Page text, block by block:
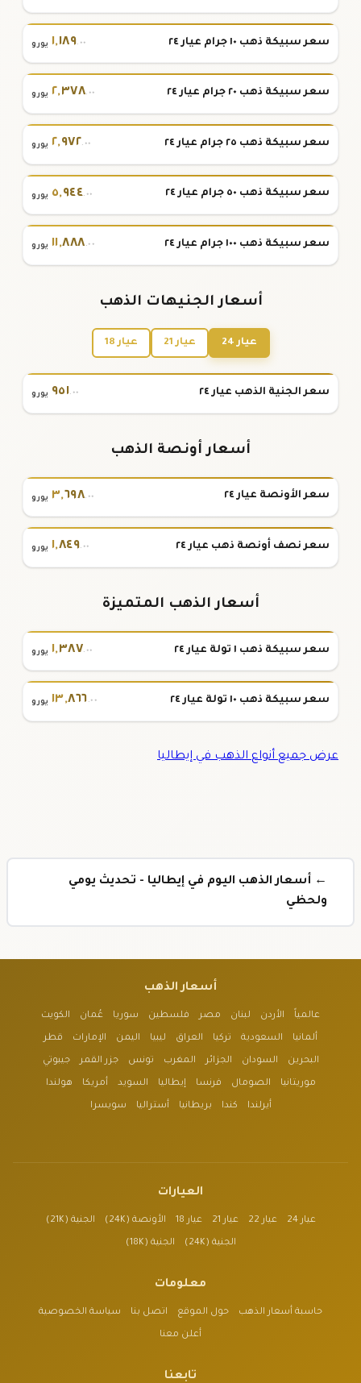
سعر سبيكة ذهب ١٠ جرام عيار ٢٤ ١,١٨٩.٠٠ يورو
سعر سبيكة ذهب ٢٠ جرام عيار ٢٤ ٢,٣٧٨.٠٠ يورو
سعر سبيكة ذهب ٢٥ جرام عيار ٢٤ ٢,٩٧٢.٠٠ يورو
سعر سبيكة ذهب ٥٠ جرام عيار ٢٤ ٥,٩٤٤.٠٠ يورو
سعر سبيكة ذهب ١٠٠ جرام عيار ٢٤ ١١,٨٨٨.٠٠ يورو
أسعار الجنيهات الذهب
عيار 24 عيار 21 عيار 18
سعر الجنية الذهب عيار ٢٤ ٩٥١.٠٠ يورو
أسعار أونصة الذهب
سعر الأونصة عيار ٢٤ ٣,٦٩٨.٠٠ يورو
سعر نصف أونصة ذهب عيار ٢٤ ١,٨٤٩.٠٠ يورو
أسعار الذهب المتميزة
سعر سبيكة ذهب ١ تولة عيار ٢٤ ١,٣٨٧.٠٠ يورو
سعر سبيكة ذهب ١٠ تولة عيار ٢٤ ١٣,٨٦٦.٠٠ يورو
عرض جميع أنواع الذهب في إيطاليا
← أسعار الذهب اليوم في إيطاليا - تحديث يومي
ولحظي
أسعار الذهب
عالمياً الأردن لبنان مصر فلسطين سوريا عُمان الكويت
ألمانيا السعودية تركيا العراق ليبيا اليمن الإمارات قطر
البحرين السودان الجزائر المغرب تونس جزر القمر جيبوتي
موريتانيا الصومال فرنسا إيطاليا السويد أمريكا هولندا
أيرلندا كندا بريطانيا أستراليا سويسرا
العيارات
عيار 24 عيار 22 عيار 21 عيار 18 الأونصة (24K) الجنية (21K)
الجنية (24K) الجنية (18K)
معلومات
حاسبة أسعار الذهب حول الموقع اتصل بنا سياسة الخصوصية
أعلن معنا
تابعنا